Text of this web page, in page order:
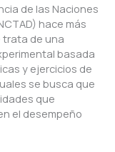
de las Naciones
hace más
trata de una
basada
y ejercicios de
se busca que
que
el desempeño